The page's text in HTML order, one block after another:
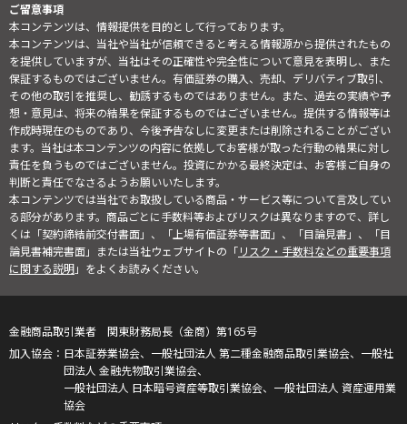
ご留意事項
本コンテンツは、情報提供を目的として行っております。
本コンテンツは、当社や当社が信頼できると考える情報源から提供されたもの
を提供していますが、当社はその正確性や完全性について意見を表明し、また
保証するものではございません。有価証券の購入、売却、デリバティブ取引、
その他の取引を推奨し、勧誘するものではありません。また、過去の実績や予
想・意見は、将来の結果を保証するものではございません。提供する情報等は
作成時現在のものであり、今後予告なしに変更または削除されることがござい
ます。当社は本コンテンツの内容に依拠してお客様が取った行動の結果に対し
責任を負うものではございません。投資にかかる最終決定は、お客様ご自身の
判断と責任でなさるようお願いいたします。
本コンテンツでは当社でお取扱している商品・サービス等について言及してい
る部分があります。商品ごとに手数料等およびリスクは異なりますので、詳し
くは「契約締結前交付書面」、「上場有価証券等書面」、「目論見書」、「目
論見書補完書面」または当社ウェブサイトの「リスク・手数料などの重要事項
に関する説明」をよくお読みください。
金融商品取引業者 関東財務局長（金商）第165号
日本証券業協会、一般社団法人 第二種金融商品取引業協会、一般社
団法人 金融先物取引業協会、
一般社団法人 日本暗号資産等取引業協会、一般社団法人 資産運用業
協会